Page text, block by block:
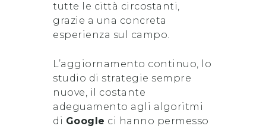
tutte le città circostanti,
grazie a una concreta
esperienza sul campo.
L’aggiornamento continuo, lo
studio di strategie sempre
nuove, il costante
adeguamento agli algoritmi
di Google ci hanno permesso